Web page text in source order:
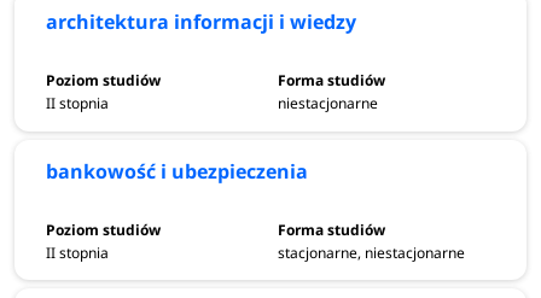
architektura informacji i wiedzy
II stopnia niestacjonarne
bankowość i ubezpieczenia
II stopnia stacjonarne, niestacjonarne